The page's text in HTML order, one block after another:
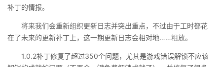
补丁的情报。
将来我们会重新组织更新日志并突出重点，不过由于工时都花
在了未来的更新补丁上，这一期更新日志会相对地……粗放。
1.0.2补丁修复了超过350个问题，尤其是游戏错误解锁不应该